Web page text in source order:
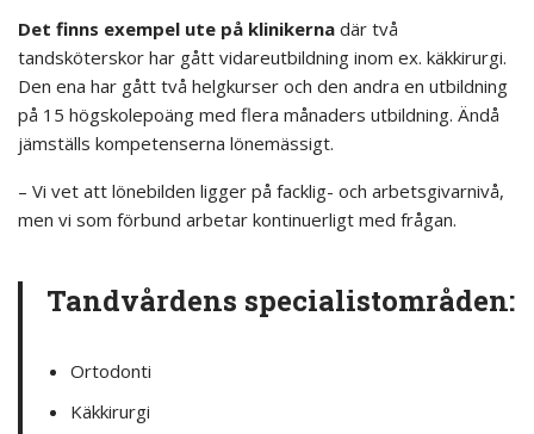
Det finns exempel ute på klinikerna där två
tandsköterskor har gått vidareutbildning inom ex. käkkirurgi.
Den ena har gått två helgkurser och den andra en utbildning
på 15 högskolepoäng med flera månaders utbildning. Ändå
jämställs kompetenserna lönemässigt.
– Vi vet att lönebilden ligger på facklig- och arbetsgivarnivå,
men vi som förbund arbetar kontinuerligt med frågan.
Tandvårdens specialistområden:
Ortodonti
Käkkirurgi